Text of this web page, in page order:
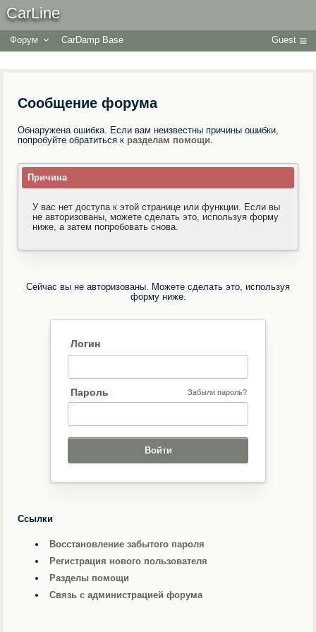
CarLine
Форум CarDamp Base Guest
Сообщение форума
Обнаружена ошибка. Если вам неизвестны причины ошибки,
попробуйте обратиться к разделам помощи.
Причина
У вас нет доступа к этой странице или функции. Если вы
не авторизованы, можете сделать это, используя форму
ниже, а затем попробовать снова.
Сейчас вы не авторизованы. Можете сделать это, используя
форму ниже.
Логин
Пароль Забыли пароль?
Ссылки
Восстановление забытого пароля
Регистрация нового пользователя
Разделы помощи
Связь с администрацией форума